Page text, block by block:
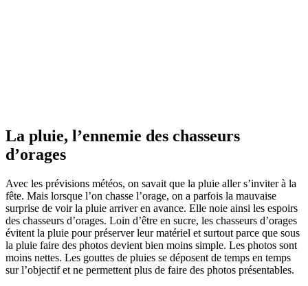
La pluie, l’ennemie des chasseurs
d’orages
Avec les prévisions météos, on savait que la pluie aller s’inviter à la
fête. Mais lorsque l’on chasse l’orage, on a parfois la mauvaise
surprise de voir la pluie arriver en avance. Elle noie ainsi les espoirs
des chasseurs d’orages. Loin d’être en sucre, les chasseurs d’orages
évitent la pluie pour préserver leur matériel et surtout parce que sous
la pluie faire des photos devient bien moins simple. Les photos sont
moins nettes. Les gouttes de pluies se déposent de temps en temps
sur l’objectif et ne permettent plus de faire des photos présentables.